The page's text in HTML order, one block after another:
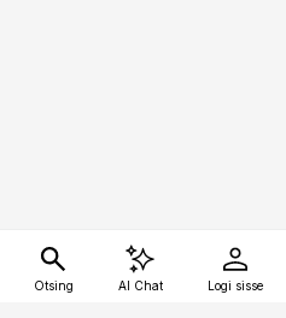
Otsing AI Chat Logi sisse